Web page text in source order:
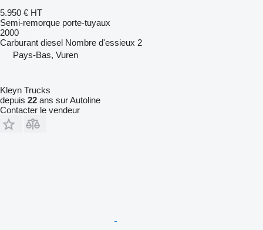
5.950 € HT
Semi-remorque porte-tuyaux
2000
Carburant diesel Nombre d'essieux 2
Pays-Bas, Vuren
Kleyn Trucks
depuis 22 ans sur Autoline
Contacter le vendeur